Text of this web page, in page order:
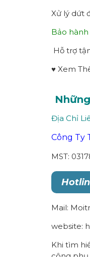
Xử lý dứt
Bảo hành
Hỗ trợ
♥ Xem
Địa Chỉ
Công Ty
MST:
Mail:
website:
Khi tìm